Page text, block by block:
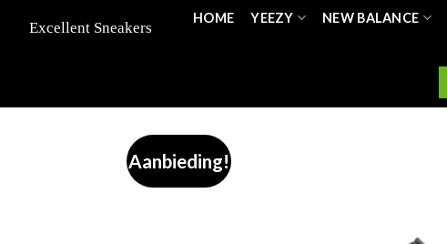
HOME YEEZY NEW BALANCE
Aanbieding!